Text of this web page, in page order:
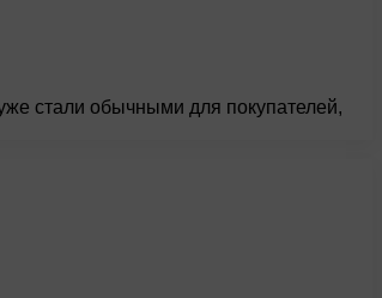
стали обычными для покупателей,